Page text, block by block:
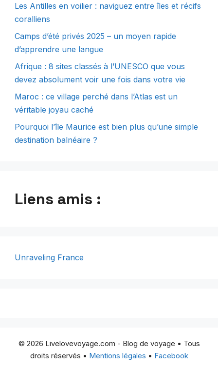
Les Antilles en voilier : naviguez entre îles et récifs
coralliens
Camps d’été privés 2025 – un moyen rapide
d’apprendre une langue
Afrique : 8 sites classés à l’UNESCO que vous
devez absolument voir une fois dans votre vie
Maroc : ce village perché dans l’Atlas est un
véritable joyau caché
Pourquoi l’île Maurice est bien plus qu’une simple
destination balnéaire ?
Liens amis :
Unraveling France
© 2026 Livelovevoyage.com - Blog de voyage • Tous
droits réservés • Mentions légales • Facebook